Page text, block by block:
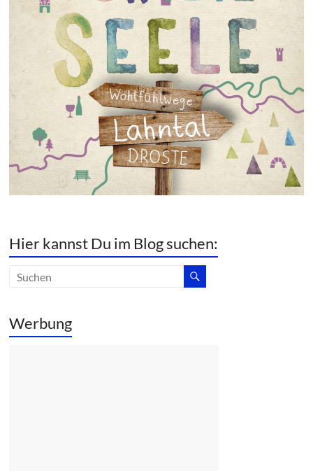
Hier kannst Du im Blog suchen:
Werbung